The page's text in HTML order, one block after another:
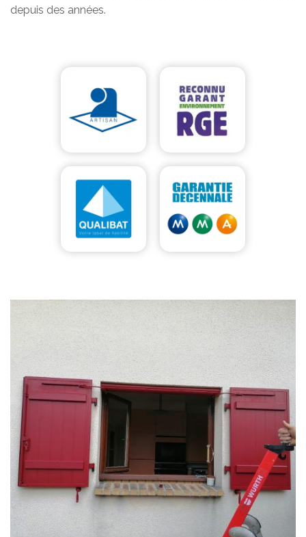
depuis des années.